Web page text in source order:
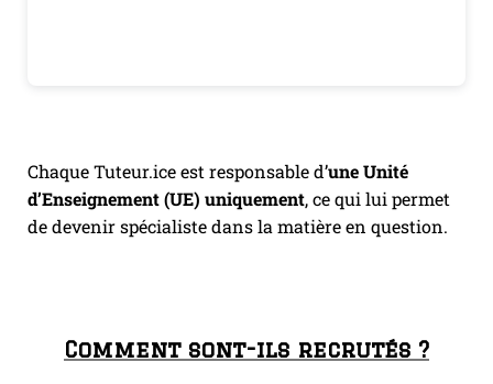
Chaque Tuteur.ice est responsable d’une Unité
d’Enseignement (UE) uniquement, ce qui lui permet
de devenir spécialiste dans la matière en question.
Comment sont-ils recrutés ?